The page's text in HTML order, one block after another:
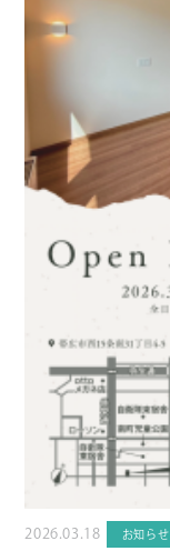
2026.03.18 お知らせ